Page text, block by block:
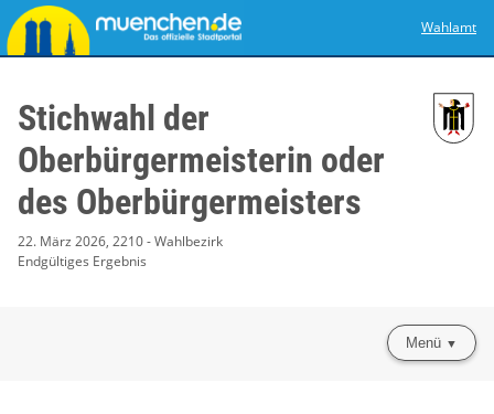
Wahlamt
Stichwahl der
Oberbürgermeisterin oder
des Oberbürgermeisters
22. März 2026, 2210 - Wahlbezirk
Endgültiges Ergebnis
Menü